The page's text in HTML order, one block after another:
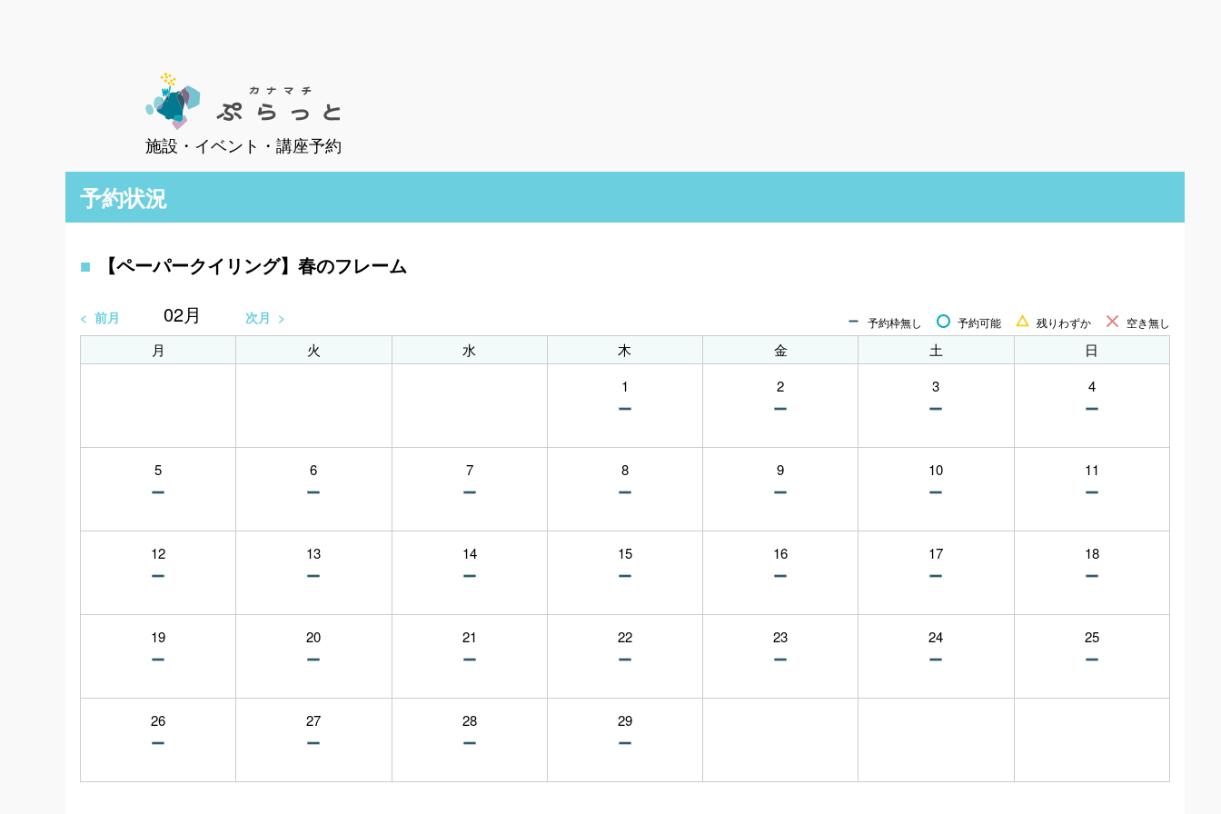
施設・イベント・講座予約
予約状況
【ペーパークイリング】春のフレーム
前月 02月 次月 予約枠無し 予約可能 残りわずか 空き無し
月 火 水 木 金 土
日
1
2 3 4
5 6 7 8 9 10 11
12 13 14 15 16 17 18
19 20 21 22 23 24 25
26 27 28 29